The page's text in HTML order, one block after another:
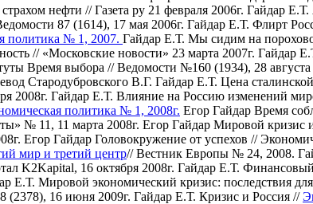
нефти // Газета ру 21 февраля 2006г. Гайдар Е.Т.
87 (1614), 17 мая 2006г. Гайдар Е.Т. Флирт
политика № 1, 2007. Гайдар Е.Т. Mы сидим на
// «Московские новости» 23 марта 2007г. Гайдар
Время выбора // Ведомости №160 (1934), 28 августа
Стародубровского В.Г. Гайдар Е.Т. Цена
2008г. Гайдар Е.Т. Влияние на Россию изменений
политика № 1, 2008г. Егор Гайдар Время
№ 11, 11 марта 2008г. Егор Гайдар Мировой кризис
Егор Гайдар Головокружение от успехов //
мир и третий центр// Вестник Европы № 24, 2008.
K2Kapital, 16 октября 2008г. Гайдар Е.Т. Финансовый
Е.Т. Мировой экономический кризис: последствия
(2378), 16 июня 2009г. Гайдар Е.Т. Кризис и Россия //